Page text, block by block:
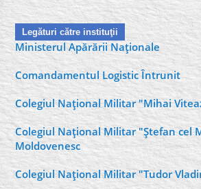
Legături către instituţii
Ministerul Apărării Naţionale
Comandamentul Logistic Întrunit
Colegiul Naţional Militar "Mihai
Colegiul Naţional Militar "Ştefan cel
Moldovenesc
Colegiul Naţional Militar "Tudor